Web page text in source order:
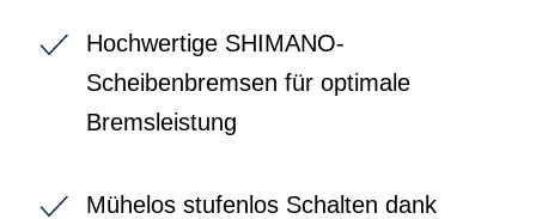
Hochwertige SHIMANO-
Scheibenbremsen für optimale
Bremsleistung
Mühelos stufenlos Schalten dank